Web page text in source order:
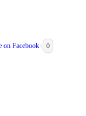
0